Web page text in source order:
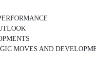
MOVES AND